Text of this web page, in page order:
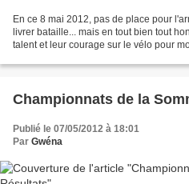
En ce 8 mai 2012, pas de place pour
livrer bataille... mais en tout bien tout
talent et leur courage sur le vélo pour
Championnats de la
Publié le 07/05/2012 à 18:01
Par Gwéna